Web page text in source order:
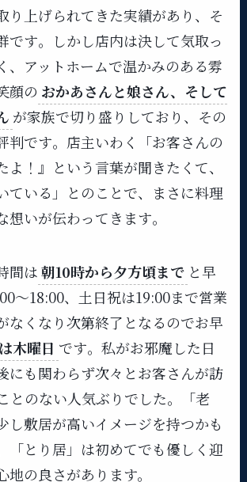
り上げられてきた実績があり、そ
です​。しかし店内は決して気取っ
、アットホームで温かみのある雰
顔の おかあさんと娘さん、そして
が家族で切り盛りしており、その
判です​。店主いわく「お客さんの
よ！』という言葉が聞きたくて、
ている」とのことで、まさに料理
想いが伝わってきます​。
間は 朝10時から夕方頃まで と早
〜18:00、土日祝は19:00まで営業
なくなり次第終了となるのでお早
木曜日 です​。私がお邪魔した日
にも関わらず次々とお客さんが訪
とのない人気ぶりでした。「老
し敷居が高いイメージを持つかも
「とり居」は初めてでも優しく迎
地の良さがあります。